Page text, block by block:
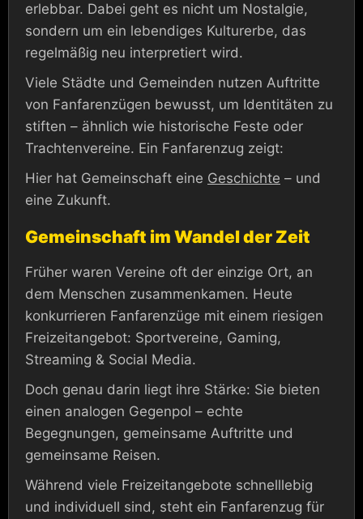
erlebbar. Dabei geht es nicht um Nostalgie,
sondern um ein lebendiges Kulturerbe, das
regelmäßig neu interpretiert wird.
Viele Städte und Gemeinden nutzen Auftritte
von Fanfarenzügen bewusst, um Identitäten zu
stiften – ähnlich wie historische Feste oder
Trachtenvereine. Ein Fanfarenzug zeigt:
Hier hat Gemeinschaft eine Geschichte – und
eine Zukunft.
Gemeinschaft im Wandel der Zeit
Früher waren Vereine oft der einzige Ort, an
dem Menschen zusammenkamen. Heute
konkurrieren Fanfarenzüge mit einem riesigen
Freizeitangebot: Sportvereine, Gaming,
Streaming & Social Media.
Doch genau darin liegt ihre Stärke: Sie bieten
einen analogen Gegenpol – echte
Begegnungen, gemeinsame Auftritte und
gemeinsame Reisen.
Während viele Freizeitangebote schnelllebig
und individuell sind, steht ein Fanfarenzug für